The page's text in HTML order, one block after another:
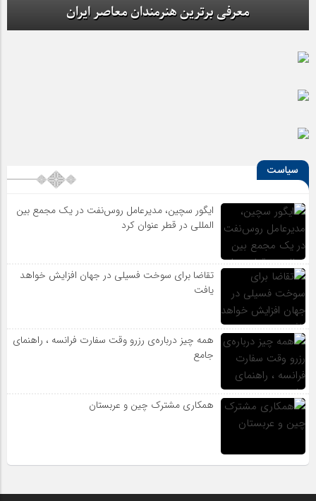
معرفی برترین هنرمندان معاصر ایران
سیاست
ایگور سچین، مدیرعامل روس‌نفت در یک مجمع بین
المللی در قطر عنوان کرد
تقاضا برای سوخت فسیلی در جهان افزایش خواهد
یافت
همه چیز درباره‌ی رزرو وقت سفارت فرانسه ، راهنمای
جامع
همکاری مشترک چین و عربستان